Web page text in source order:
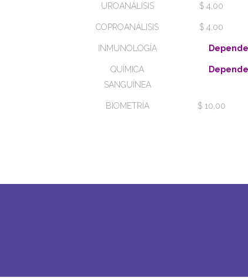
UROANÁLISIS $ 4,00
COPROANÁLISIS $ 4,00
INMUNOLOGÍA
QUÍMICA
SANGUÍNEA
BIOMETRÍA $ 10,00